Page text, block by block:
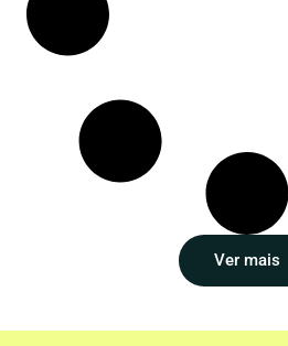
Ver mais